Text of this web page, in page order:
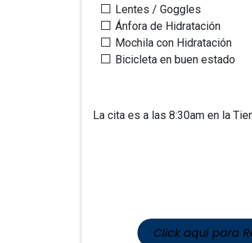
Lentes / Goggles
Ánfora de Hidratación
Mochila con Hidratación
Bicicleta en buen estado
La cita es a las 8:30am en la
Click aquí para